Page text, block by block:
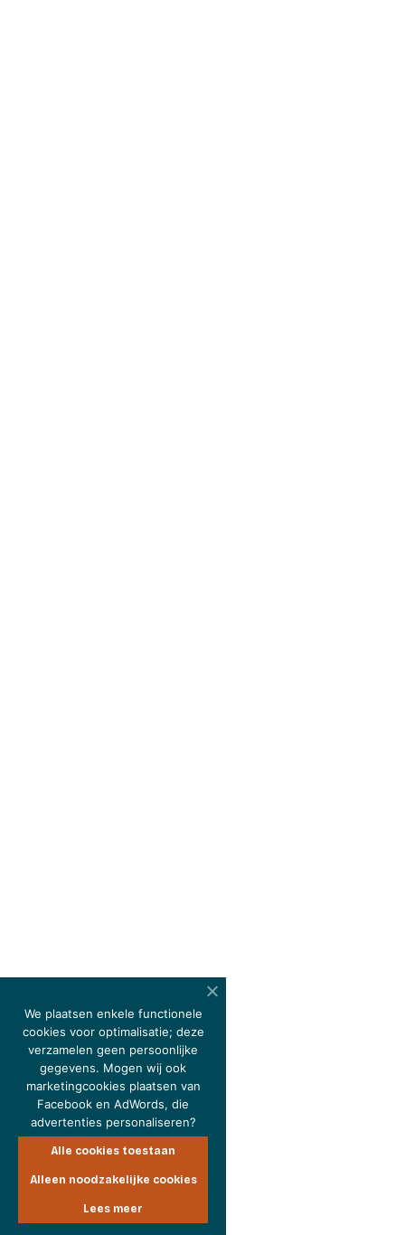
We plaatsen enkele functionele
cookies voor optimalisatie; deze
verzamelen geen persoonlijke
gegevens. Mogen wij ook
marketingcookies plaatsen van
Facebook en AdWords, die
advertenties personaliseren?
Alle cookies toestaan
Alleen noodzakelijke cookies
Lees meer